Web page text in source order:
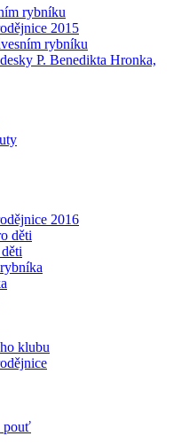
rybníku
2015
rybníku
P. Benedikta Hronka,
2016
děti
klubu
pouť